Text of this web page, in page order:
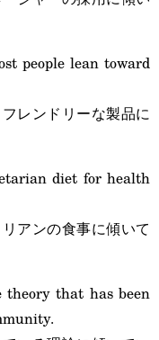
people lean toward
レンドリーな製品に
diet for health
アンの食事に傾いて
theory that has been